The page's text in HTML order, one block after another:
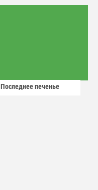
Последнее печенье